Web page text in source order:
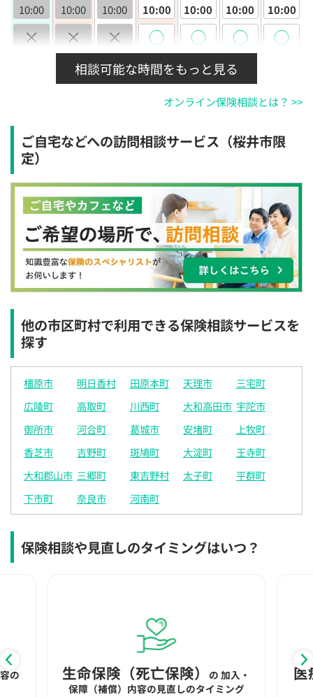
10:00
×
×
11:30
×
12:00
×
12:30
×
×
13:30
◯
◯
◯
15:00
◯
15:30
10:00
×
10:30
×
×
×
12:00
×
12:30
◯
◯
◯
◯
◯
15:00
◯
15:30
◯
17:00
10:00
×
10:30
×
×
×
12:00
×
12:30
◯
◯
15:00
◯
15:30
◯
17:00
10:00
◯
10:30
◯
11:00
◯
◯
12:00
◯
12:30
◯
◯
◯
◯
◯
15:00
◯
15:30
◯
16:30
◯
17:00
10:00
◯
10:30
◯
11:00
◯
◯
12:00
◯
12:30
◯
◯
◯
◯
◯
◯
15:30
◯
17:00
10:00
◯
10:30
◯
11:00
◯
◯
◯
12:30
◯
◯
◯
◯
◯
◯
15:30
17:00
10:00
◯
11:00
◯
◯
12:00
◯
12:30
◯
◯
◯
◯
17:00
相談可能な時間をもっと見る
オンライン保険相談とは？ >>
ご自宅などへの訪問相談サービス（桜井市限
定）
他の市区町村で利用できる保険相談サービスを
探す
橿原市 明日香村 田原本町 天理市
三宅町
広陵町
高取町 川西町 大和高田市 宇陀市
御所市
河合町 葛城市 安堵町
上牧町
香芝市
吉野町 斑鳩町 大淀町
王寺町
大和郡山市 三郷町 東吉野村 太子町
平群町
下市町
奈良市 河南町
保険相談や見直しのタイミングはいつ？
生命保険（死亡保険） の 加入・
保障（補償）内容の見直しのタイミング
医
の